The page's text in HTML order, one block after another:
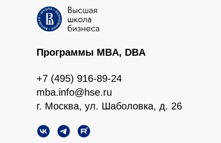
+7 (495) 916-89-24
Программы MBA, DBA
mba.info@hse.ru
г. Москва, ул. Шаболовка, д. 26